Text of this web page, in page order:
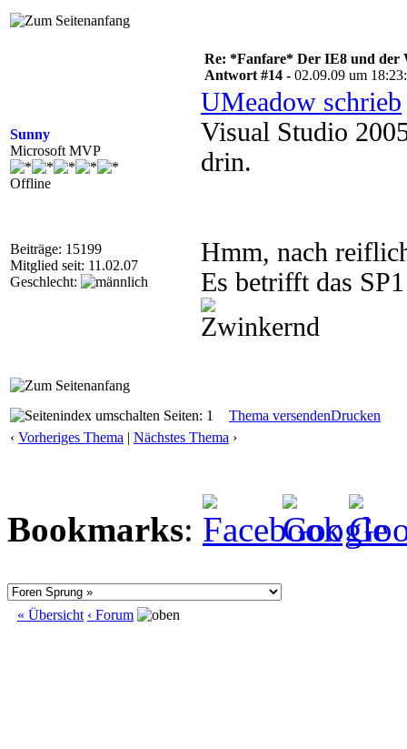
Sunny
Microsoft MVP
Offline
Beiträge: 15199
Mitglied seit: 11.02.07
Geschlecht:
Re: *Fanfare* Der IE8 und der
Antwort #14 - 02.09.09 um
UMeadow schrieb
Visual Studio
drin.
Hmm, nach
Es betrifft das
Seiten: 1 Thema versendenDrucken
‹ Vorheriges Thema | Nächstes Thema ›
Bookmarks:
« Übersicht ‹ Forum